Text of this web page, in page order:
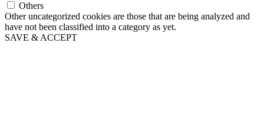
Others
Other uncategorized cookies are those that are being analyzed and
have not been classified into a category as yet.
SAVE & ACCEPT